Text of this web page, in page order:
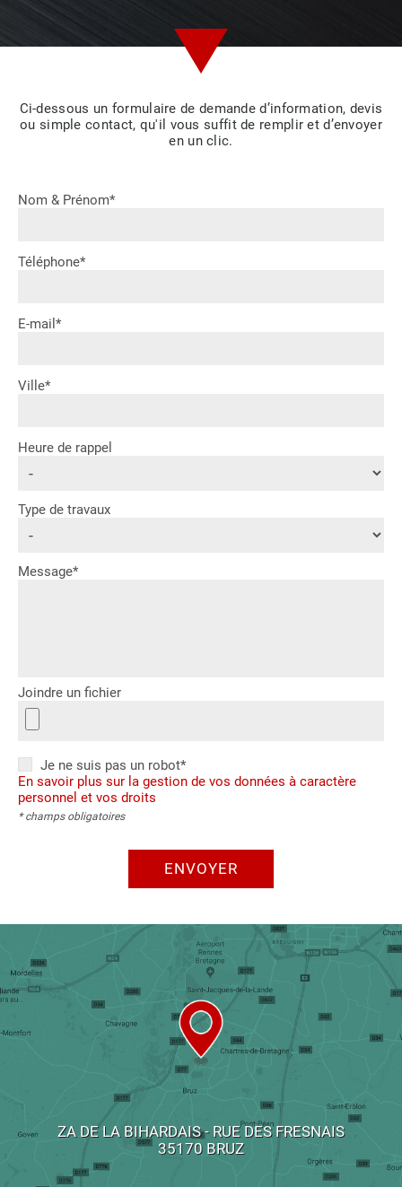
Ci-dessous un formulaire de demande d’information, devis
ou simple contact, qu'il vous suffit de remplir et d’envoyer
en un clic.
Nom & Prénom*
Téléphone*
E-mail*
Ville*
Heure de rappel
Type de travaux
Message*
Joindre un fichier
Je ne suis pas un robot*
En savoir plus sur la gestion de vos données à caractère
personnel et vos droits
* champs obligatoires
ENVOYER
ZA DE LA BIHARDAIS - RUE DES FRESNAIS
35170 BRUZ